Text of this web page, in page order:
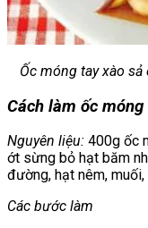
Ốc móng tay xào
Cách làm ốc
Nguyên liệu: 400g ốc
ớt sừng bỏ hạt băm
đường, hạt nêm,
Các bước làm